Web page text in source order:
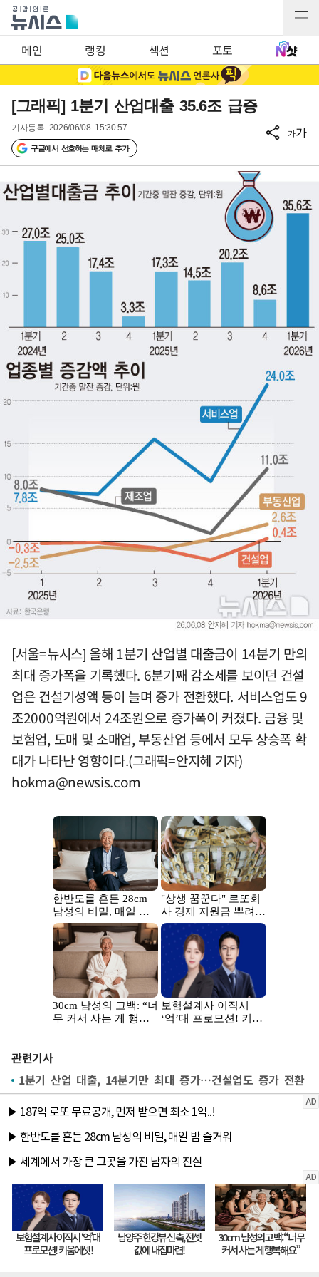
메인 랭킹 섹션 포토
[그래픽] 1분기 산업대출 35.6조 급증
기사등록 2026/06/08 15:30:57
구글에서 선호하는 매체로 추가
가가
[서울=뉴시스] 올해 1분기 산업별 대출금이 14분기 만의
최대 증가폭을 기록했다. 6분기째 감소세를 보이던 건설
업은 건설기성액 등이 늘며 증가 전환했다. 서비스업도 9
조2000억원에서 24조원으로 증가폭이 커졌다. 금융 및
보험업, 도매 및 소매업, 부동산업 등에서 모두 상승폭 확
대가 나타난 영향이다.(그래픽=안지혜 기자)
hokma@newsis.com
관련기사
1분기 산업 대출, 14분기만 최대 증가…건설업도 증가 전환